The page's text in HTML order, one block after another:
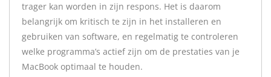
trager kan worden in zijn respons. Het is daarom
belangrijk om kritisch te zijn in het installeren en
gebruiken van software, en regelmatig te controleren
welke programma’s actief zijn om de prestaties van je
MacBook optimaal te houden.